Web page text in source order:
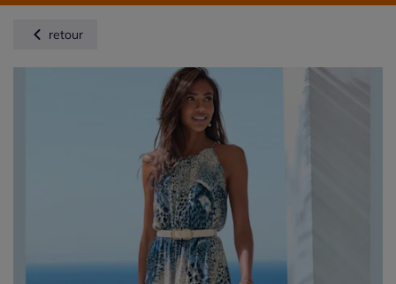
retour